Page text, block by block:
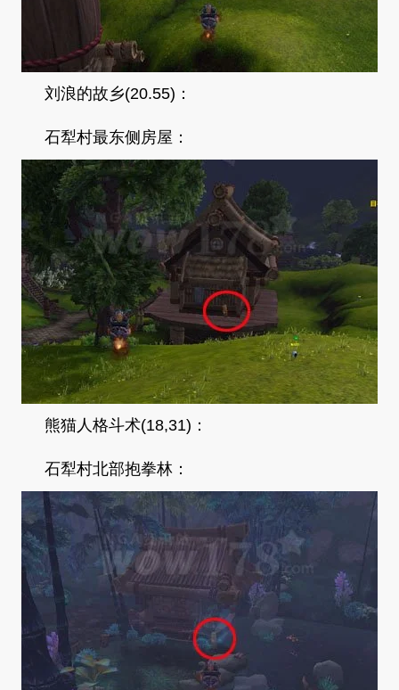
刘浪的故乡(20.55)：
石犁村最东侧房屋：
熊猫人格斗术(18,31)：
石犁村北部抱拳林：